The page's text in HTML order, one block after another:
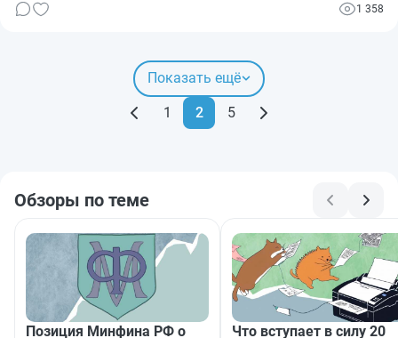
1 358
Показать ещё
1 2 5
Обзоры по теме
Позиция Минфина РФ о
Что вступает в силу 20